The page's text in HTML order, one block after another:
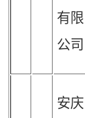
有限
公司
安庆